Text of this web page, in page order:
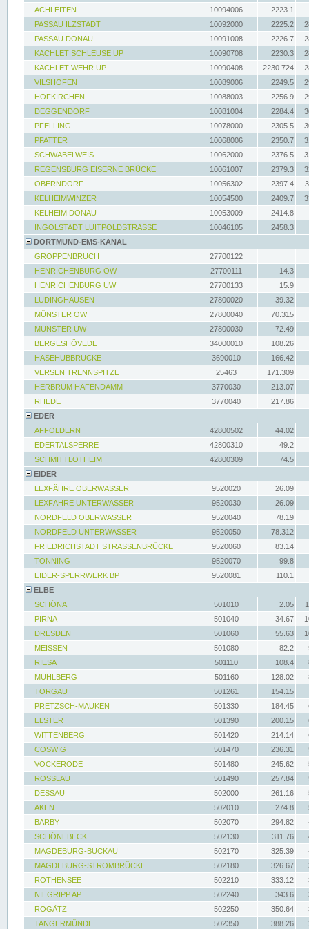
ACHLEITEN
10094006
2223.1
PASSAU ILZSTADT
10092000 2225.2
PASSAU DONAU
10091008 2226.7
KACHLET SCHLEUSE UP
10090708 2230.3
KACHLET WEHR UP
10090408 2230.724
VILSHOFEN
10089006 2249.5
HOFKIRCHEN
10088003 2256.9
DEGGENDORF
10081004 2284.4
PFELLING
10078000 2305.5
PFATTER
10068006 2350.7
SCHWABELWEIS
10062000 2376.5
REGENSBURG EISERNE BRÜCKE
10061007 2379.3
OBERNDORF
10056302 2397.4
KELHEIMWINZER
10054500 2409.7
KELHEIM DONAU
10053009
2414.8
INGOLSTADT LUITPOLDSTRASSE
10046105
2458.3
DORTMUND-EMS-KANAL
GROPPENBRUCH
27700122
HENRICHENBURG OW
27700111
14.3
HENRICHENBURG UW
27700133
15.9
LÜDINGHAUSEN
27800020
39.32
MÜNSTER OW
27800040
70.315
MÜNSTER UW
27800030
72.49
BERGESHÖVEDE
34000010
108.26
HASEHUBBRÜCKE
3690010
166.42
VERSEN TRENNSPITZE
25463
171.309
HERBRUM HAFENDAMM
3770030
213.07
RHEDE
3770040
217.86
EDER
AFFOLDERN
42800502
44.02
EDERTALSPERRE
42800310
49.2
SCHMITTLOTHEIM
42800309
74.5
EIDER
LEXFÄHRE OBERWASSER
9520020
26.09
LEXFÄHRE UNTERWASSER
9520030
26.09
NORDFELD OBERWASSER
9520040
78.19
NORDFELD UNTERWASSER
9520050
78.312
FRIEDRICHSTADT STRASSENBRÜCKE
9520060
83.14
TÖNNING
9520070
99.8
EIDER-SPERRWERK BP
9520081
110.1
ELBE
SCHÖNA
501010 2.05
PIRNA
501040 34.67
DRESDEN
501060 55.63
MEISSEN
501080 82.2
RIESA
501110 108.4
MÜHLBERG
501160 128.02
TORGAU
501261 154.15
PRETZSCH-MAUKEN
501330 184.45
ELSTER
501390 200.15
WITTENBERG
501420 214.14
COSWIG
501470 236.31
VOCKERODE
501480 245.62
ROSSLAU
501490 257.84
DESSAU
502000 261.16
AKEN
502010 274.8
BARBY
502070 294.82
SCHÖNEBECK
502130 311.76
MAGDEBURG-BUCKAU
502170 325.39
MAGDEBURG-STROMBRÜCKE
502180 326.67
ROTHENSEE
502210 333.12
NIEGRIPP AP
502240 343.6
ROGÄTZ
502250 350.64
TANGERMÜNDE
502350 388.26